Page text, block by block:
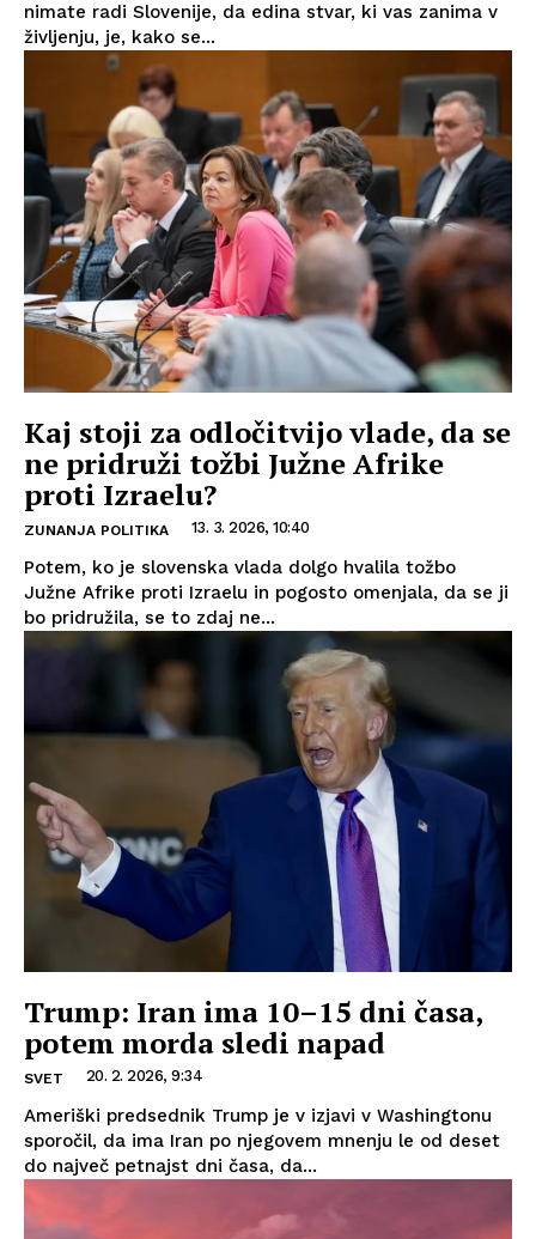
nimate radi Slovenije, da edina stvar, ki vas zanima v
življenju, je, kako se...
Kaj stoji za odločitvijo vlade, da se
ne pridruži tožbi Južne Afrike
proti Izraelu?
ZUNANJA POLITIKA 13. 3. 2026, 10:40
Potem, ko je slovenska vlada dolgo hvalila tožbo
Južne Afrike proti Izraelu in pogosto omenjala, da se ji
bo pridružila, se to zdaj ne...
Trump: Iran ima 10–15 dni časa,
potem morda sledi napad
SVET 20. 2. 2026, 9:34
Ameriški predsednik Trump je v izjavi v Washingtonu
sporočil, da ima Iran po njegovem mnenju le od deset
do največ petnajst dni časa, da...